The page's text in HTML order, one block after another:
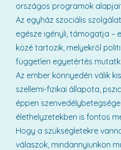
országos programok
Az egyház szociális
egésze igényli, támogatja –
közé tartozik, melyekről
független egyetértés
Az ember könnyedén válik
szellemi-fizikai állapota,
éppen
élethelyzetekben is fontos
Hogy a szükségletekre
válaszok, mindannyiunkon